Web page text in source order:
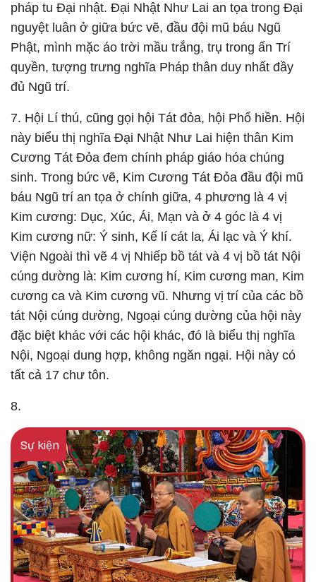
pháp tu Đại nhật. Đại Nhật Như Lai an tọa trong Đại
nguyệt luân ở giữa bức vẽ, đầu đội mũ báu Ngũ
Phật, mình mặc áo trời mầu trắng, trụ trong ấn Trí
quyền, tượng trưng nghĩa Pháp thân duy nhất đầy
đủ Ngũ trí.
7. Hội Lí thú, cũng gọi hội Tát đỏa, hội Phổ hiền. Hội
này biểu thị nghĩa Đại Nhật Như Lai hiện thân Kim
Cương Tát Đỏa đem chính pháp giáo hóa chúng
sinh. Trong bức vẽ, Kim Cương Tát Đỏa đầu đội mũ
báu Ngũ trí an tọa ở chính giữa, 4 phương là 4 vị
Kim cương: Dục, Xúc, Ái, Mạn và ở 4 góc là 4 vị
Kim cương nữ: Ý sinh, Kế lí cát la, Ái lạc và Ý khí.
Viện Ngoài thì vẽ 4 vị Nhiếp bồ tát và 4 vị bồ tát Nội
cúng dường là: Kim cương hí, Kim cương man, Kim
cương ca và Kim cương vũ. Nhưng vị trí của các bồ
tát Nội cúng dường, Ngoại cúng dường của hội này
đặc biệt khác với các hội khác, đó là biểu thị nghĩa
Nội, Ngoại dung hợp, không ngăn ngại. Hội này có
tất cả 17 chư tôn.
8.
Sự kiện